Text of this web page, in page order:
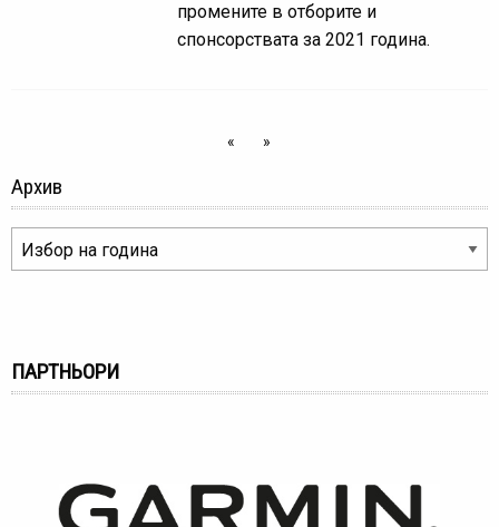
промените в отборите и
спонсорствата за 2021 година.
« »
Архив
ПАРТНЬОРИ